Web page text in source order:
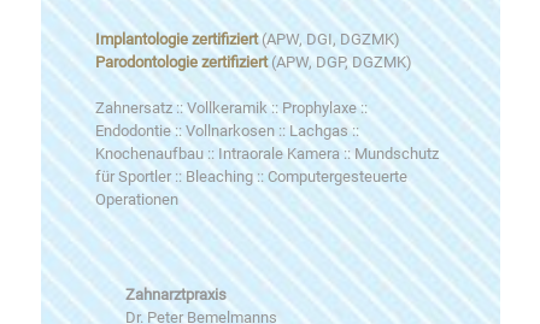
Implantologie zertifiziert(APW, DGI, DGZMK)
Parodontologie zertifiziert(APW, DGP, DGZMK)
Zahnersatz :: Vollkeramik :: Prophylaxe ::
Endodontie :: Vollnarkosen :: Lachgas ::
Knochenaufbau :: Intraorale Kamera :: Mundschutz
für Sportler :: Bleaching :: Computergesteuerte
Operationen
Zahnarztpraxis
Dr. Peter Bemelmanns